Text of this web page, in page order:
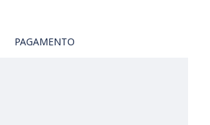
PAGAMENTO